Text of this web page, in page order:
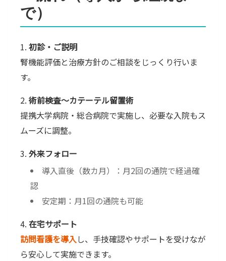
で）
初診・ご説明
腎機能評価と治療方針のご相談をじっくり行いま
す。
術前検査〜カテーテル留置術
提携大学病院・総合病院で実施し、必要な入院もス
ムーズに調整。
外来フォロー
導入直後（数カ月）：月2回の通院で経過確
認
安定期：月1回の通院も可能
在宅サポート
訪問看護を導入し、手技確認やサポートを受けなが
ら安心して実施できます。